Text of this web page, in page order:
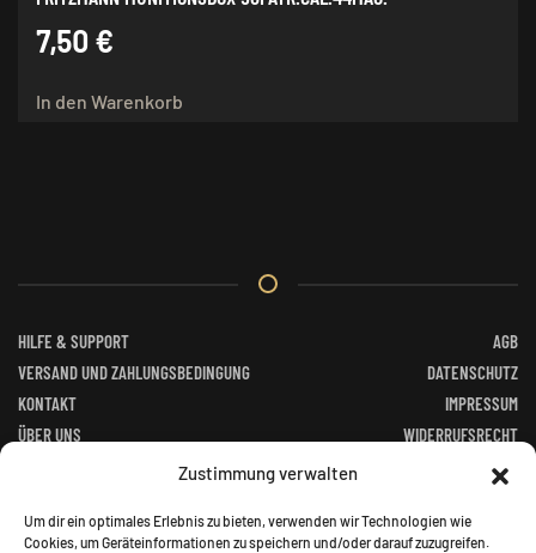
Zustimmung verwalten
Um dir ein optimales Erlebnis zu bieten, verwenden wir Technologien wie
Cookies, um Geräteinformationen zu speichern und/oder darauf zuzugreifen.
7,50 €
In den Warenkorb
HILFE & SUPPORT
VERSAND UND ZAHLUNGSBEDINGUNG
KONTAKT
ÜBER UNS
AGB
DATENSCHUTZ
IMPRESSUM
WIDERRUFSRECHT
ALTGERÄTEVERORDNUNG